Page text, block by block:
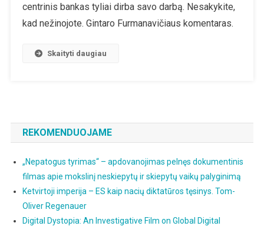
Pinigų
Panaikinimo
centrinis bankas tyliai dirba savo darbą. Nesakykite,
kad nežinojote. Gintaro Furmanavičiaus komentaras.
Skaityti daugiau
REKOMENDUOJAME
„Nepatogus tyrimas“ – apdovanojimas pelnęs dokumentinis
filmas apie mokslinį neskiepytų ir skiepytų vaikų palyginimą
Ketvirtoji imperija – ES kaip nacių diktatūros tęsinys. Tom-
Oliver Regenauer
Digital Dystopia: An Investigative Film on Global Digital